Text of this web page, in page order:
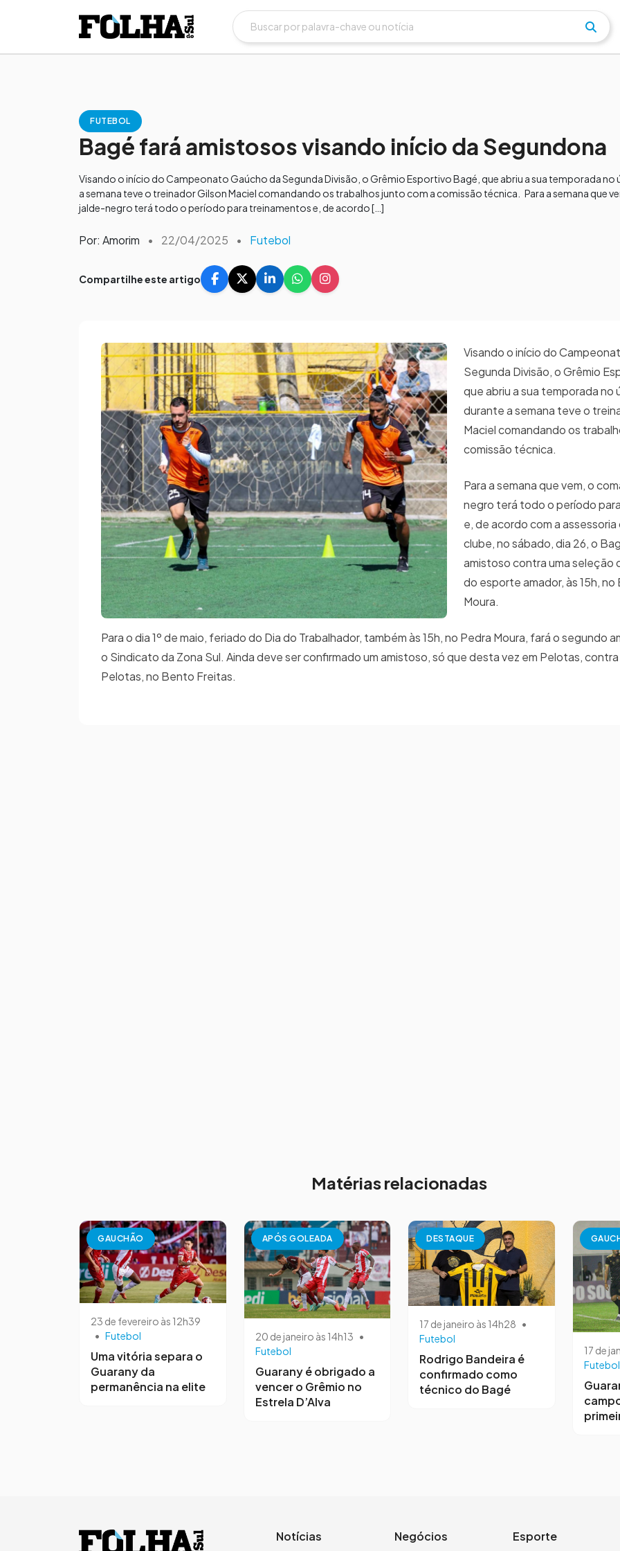
FUTEBOL
Bagé fará amistosos visando início da Segundona
Visando o início do Campeonato Gaúcho da Segunda Divisão, o Grêmio Esportivo Bagé, que abriu a sua temporada no
a semana teve o treinador Gilson Maciel comandando os trabalhos junto com a comissão técnica. Para a semana que
jalde-negro terá todo o período para treinamentos e, de acordo […]
Por: Amorim • 22/04/2025 • Futebol
Compartilhe este artigo
Visando o início do
Segunda Divisão, o Grêmio
que abriu a sua temporada no
durante a semana teve o
Maciel comandando os
comissão técnica.
Para a semana que vem, o
negro terá todo o período
e, de acordo com a
clube, no sábado, dia 26, o
amistoso contra uma seleção
do esporte amador, às 15h,
Moura.
Para o dia 1º de maio, feriado do Dia do Trabalhador, também às 15h, no Pedra Moura, fará o segundo
o Sindicato da Zona Sul. Ainda deve ser confirmado um amistoso, só que desta vez em Pelotas,
Pelotas, no Bento Freitas.
Matérias relacionadas
GAUCHÃO
23 de fevereiro às 12h39
• Futebol
Uma vitória separa o
Guarany da
permanência na elite
APÓS GOLEADA
20 de janeiro às 14h13 •
Futebol
Guarany é obrigado a
vencer o Grêmio no
Estrela D’Alva
DESTAQUE
17 de janeiro às 14h28 •
Futebol
Rodrigo Bandeira é
confirmado como
técnico do Bagé
17 de
Futebol
Notícias Negócios Esporte